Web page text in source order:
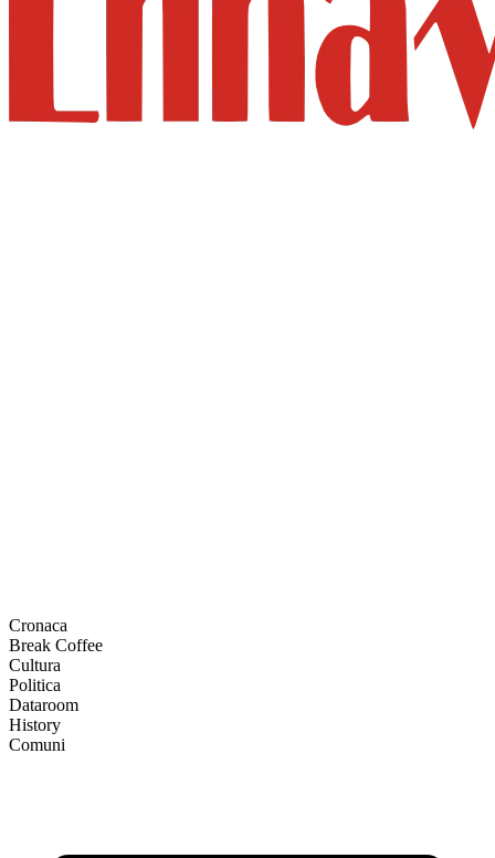
Cronaca
Break Coffee
Cultura
Politica
Dataroom
History
Comuni